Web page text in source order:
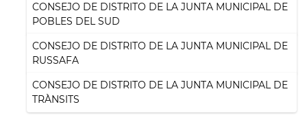
CONSEJO DE DISTRITO DE LA JUNTA MUNICIPAL DE
POBLES DEL SUD
CONSEJO DE DISTRITO DE LA JUNTA MUNICIPAL DE
RUSSAFA
CONSEJO DE DISTRITO DE LA JUNTA MUNICIPAL DE
TRÀNSITS